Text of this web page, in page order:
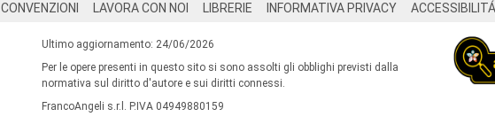
CONVENZIONI LAVORA CON NOI LIBRERIE INFORMATIVA PRIVACY ACCESSIBILITÁ
Ultimo aggiornamento: 24/06/2026
Per le opere presenti in questo sito si sono assolti gli obblighi previsti dalla
normativa sul diritto d'autore e sui diritti connessi.
FrancoAngeli s.r.l. P.IVA 04949880159